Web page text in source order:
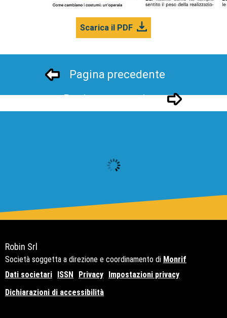
Scarica il PDF
Pagina precedente
Pagina successivo
Robin Srl
Società soggetta a direzione e coordinamento di Monrif
Dati societari ISSN Privacy Impostazioni privacy
Dichiarazioni di accessibilità